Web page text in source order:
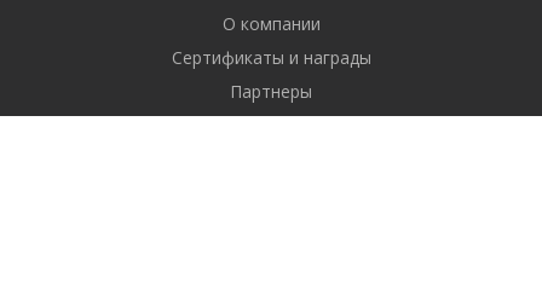
О компании
Сертификаты и награды
Партнеры